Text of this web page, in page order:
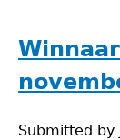
Submitted by